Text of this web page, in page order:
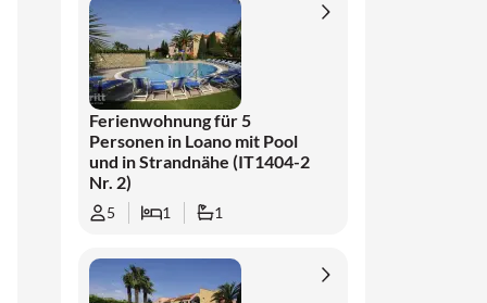
Ferienwohnung für 5
Personen in Loano mit Pool
und in Strandnähe (IT1404-2
Nr. 2)
5 1 1